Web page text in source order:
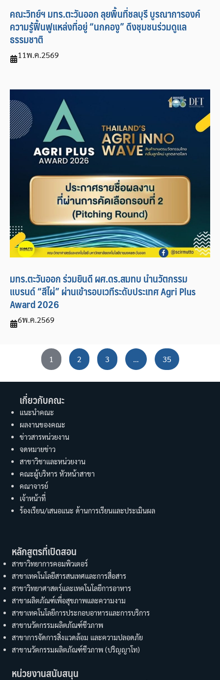
คณะวิทย์ฯ มทร.ตะวันออก ลุยพื้นที่ชลบุรี บูรณาการองค์
ความรู้ฟื้นฟูแหล่งที่อยู่ “นกคองู” ดึงชุมชนร่วมดูแล
ธรรมชาติ
11พ.ค.2569
มทร.ตะวันออก ร่วมยินดี ผศ.ดร.สมทบ นำนวัตกรรม
แบรนด์ “สีไผ่” ผ่านเข้ารอบเวทีระดับประเทศ Agri Plus
Award 2026
6พ.ค.2569
1 2 3 … 35
เกี่ยวกับคณะ
แนะนำคณะ
ผลงานของคณะ
ข่าวสารหน่วยงาน
จดหมายข่าว
สาขาวิชาและหน่วยงาน
คณะผู้บริหาร หัวหน้าสาขา
คณาจารย์
เจ้าหน้าที่
ร้องเรียน/เสนอแนะ ด้านการเรียนและประเมินผล
หลักสูตรที่เปิดสอน
สาขาวิทยาการคอมพิวเตอร์
สาขาเทคโนโลยีสารสนเทศและการสื่อสาร
สาขาวิทยาศาสตร์และเทคโนโลยีการอาหาร
สาขาผลิตภัณฑ์เพื่อสุขภาพและความงาม
สาขาเทคโนโลยีการประกอบอาหารและการบริการ
สาขานวัตกรรมผลิตภัณฑ์ชีวภาพ
สาขาการจัดการสิ่งแวดล้อม และความปลอดภัย
สาขานวัตกรรมผลิตภัณฑ์ชีวภาพ (ปริญญาโท)
หน่วยงานสนับสนุน